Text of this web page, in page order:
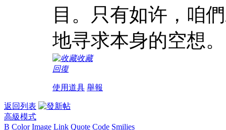
目。只有如许，咱
地寻求本身的空想。
收藏
回復
使用道具 舉報
返回列表
高級模式
B Color Image Link Quote Code Smilies